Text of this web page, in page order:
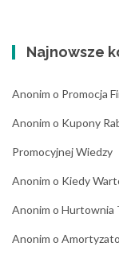
Najnowsze
Anonim o Promocja
Anonim o Kupony
Promocyjnej Wiedzy
Anonim o Kiedy
Anonim o Hurtownia
Anonim o